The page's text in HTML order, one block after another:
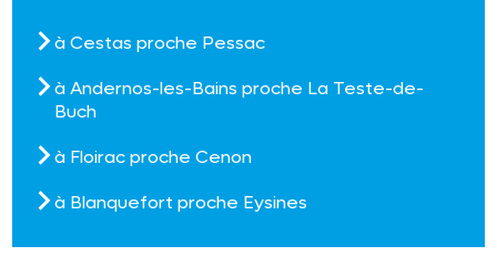
à Cestas proche Pessac
à Andernos-les-Bains proche La Teste-de-
Buch
à Floirac proche Cenon
à Blanquefort proche Eysines